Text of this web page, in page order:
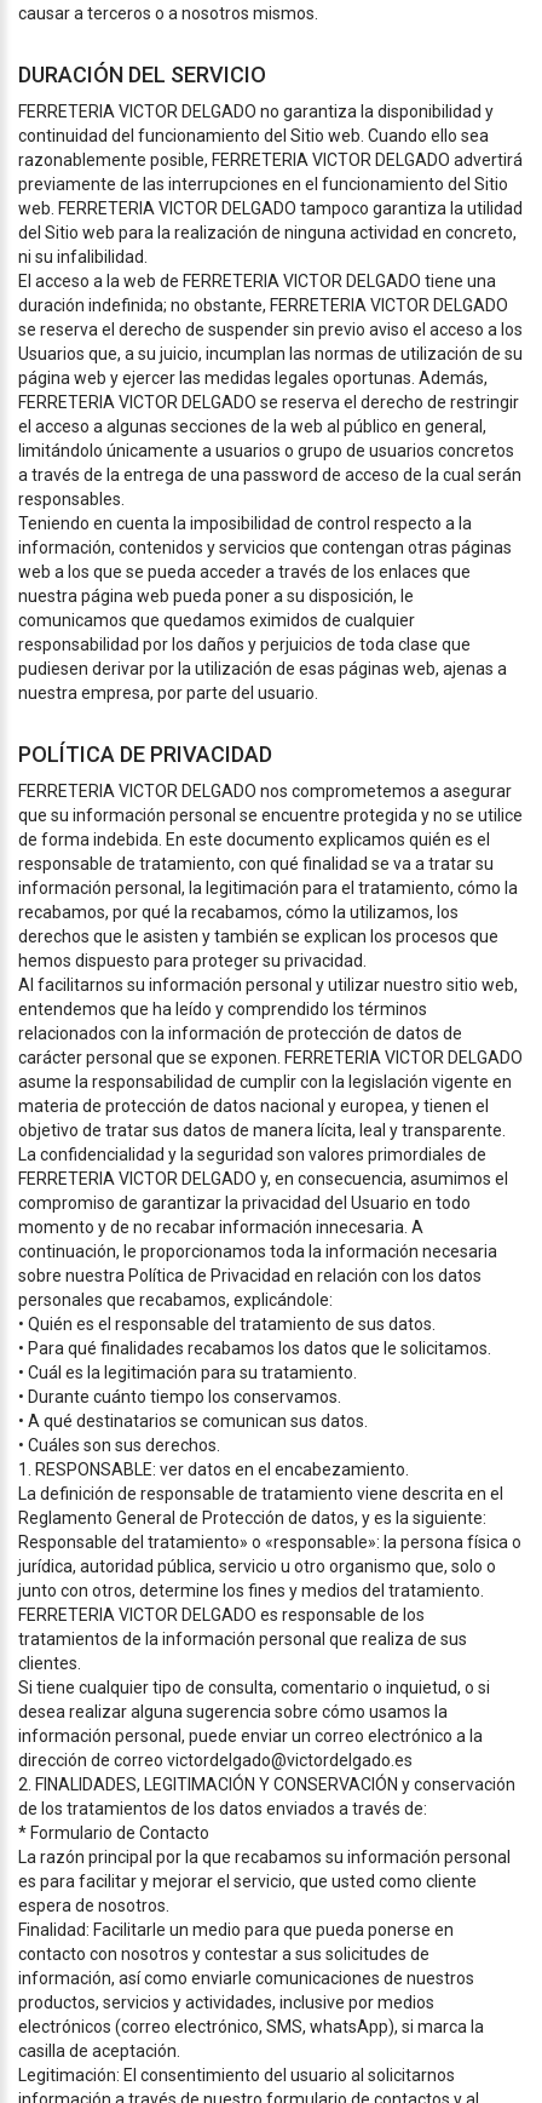
causar a terceros o a nosotros mismos.
DURACIÓN DEL SERVICIO
FERRETERIA VICTOR DELGADO no garantiza la disponibilidad y
continuidad del funcionamiento del Sitio web. Cuando ello sea
razonablemente posible, FERRETERIA VICTOR DELGADO advertirá
previamente de las interrupciones en el funcionamiento del Sitio
web. FERRETERIA VICTOR DELGADO tampoco garantiza la utilidad
del Sitio web para la realización de ninguna actividad en concreto,
ni su infalibilidad.
El acceso a la web de FERRETERIA VICTOR DELGADO tiene una
duración indefinida; no obstante, FERRETERIA VICTOR DELGADO
se reserva el derecho de suspender sin previo aviso el acceso a los
Usuarios que, a su juicio, incumplan las normas de utilización de su
página web y ejercer las medidas legales oportunas. Además,
FERRETERIA VICTOR DELGADO se reserva el derecho de restringir
el acceso a algunas secciones de la web al público en general,
limitándolo únicamente a usuarios o grupo de usuarios concretos
a través de la entrega de una password de acceso de la cual serán
responsables.
Teniendo en cuenta la imposibilidad de control respecto a la
información, contenidos y servicios que contengan otras páginas
web a los que se pueda acceder a través de los enlaces que
nuestra página web pueda poner a su disposición, le
comunicamos que quedamos eximidos de cualquier
responsabilidad por los daños y perjuicios de toda clase que
pudiesen derivar por la utilización de esas páginas web, ajenas a
nuestra empresa, por parte del usuario.
POLÍTICA DE PRIVACIDAD
FERRETERIA VICTOR DELGADO nos comprometemos a asegurar
que su información personal se encuentre protegida y no se utilice
de forma indebida. En este documento explicamos quién es el
responsable de tratamiento, con qué finalidad se va a tratar su
información personal, la legitimación para el tratamiento, cómo la
recabamos, por qué la recabamos, cómo la utilizamos, los
derechos que le asisten y también se explican los procesos que
hemos dispuesto para proteger su privacidad.
Al facilitarnos su información personal y utilizar nuestro sitio web,
entendemos que ha leído y comprendido los términos
relacionados con la información de protección de datos de
carácter personal que se exponen. FERRETERIA VICTOR DELGADO
asume la responsabilidad de cumplir con la legislación vigente en
materia de protección de datos nacional y europea, y tienen el
objetivo de tratar sus datos de manera lícita, leal y transparente.
La confidencialidad y la seguridad son valores primordiales de
FERRETERIA VICTOR DELGADO y, en consecuencia, asumimos el
compromiso de garantizar la privacidad del Usuario en todo
momento y de no recabar información innecesaria. A
continuación, le proporcionamos toda la información necesaria
sobre nuestra Política de Privacidad en relación con los datos
personales que recabamos, explicándole:
• Quién es el responsable del tratamiento de sus datos.
• Para qué finalidades recabamos los datos que le solicitamos.
• Cuál es la legitimación para su tratamiento.
• Durante cuánto tiempo los conservamos.
• A qué destinatarios se comunican sus datos.
• Cuáles son sus derechos.
1. RESPONSABLE: ver datos en el encabezamiento.
La definición de responsable de tratamiento viene descrita en el
Reglamento General de Protección de datos, y es la siguiente:
Responsable del tratamiento» o «responsable»: la persona física o
jurídica, autoridad pública, servicio u otro organismo que, solo o
junto con otros, determine los fines y medios del tratamiento.
FERRETERIA VICTOR DELGADO es responsable de los
tratamientos de la información personal que realiza de sus
clientes.
Si tiene cualquier tipo de consulta, comentario o inquietud, o si
desea realizar alguna sugerencia sobre cómo usamos la
información personal, puede enviar un correo electrónico a la
dirección de correo victordelgado@victordelgado.es
2. FINALIDADES, LEGITIMACIÓN Y CONSERVACIÓN y conservación
de los tratamientos de los datos enviados a través de:
* Formulario de Contacto
La razón principal por la que recabamos su información personal
es para facilitar y mejorar el servicio, que usted como cliente
espera de nosotros.
Finalidad: Facilitarle un medio para que pueda ponerse en
contacto con nosotros y contestar a sus solicitudes de
información, así como enviarle comunicaciones de nuestros
productos, servicios y actividades, inclusive por medios
electrónicos (correo electrónico, SMS, whatsApp), si marca la
casilla de aceptación.
Legitimación: El consentimiento del usuario al solicitarnos